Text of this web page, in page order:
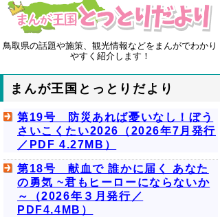
鳥取県の話題や施策、観光情報などをまんがでわかり
やすく紹介します！
まんが王国とっとりだより
第19号 防災あれば憂いなし！ぼう
さいこくたい2026（2026年7月発行
／PDF 4.27MB）
第18号 献血で 誰かに届く あなた
の勇気 ~君もヒーローにならないか
～（2026年３月発行／
PDF4.4MB）